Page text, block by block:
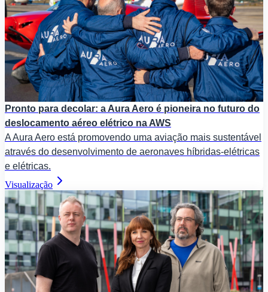
Pronto para decolar: a Aura Aero é pioneira no futuro do
deslocamento aéreo elétrico na AWS
A Aura Aero está promovendo uma aviação mais sustentável
através do desenvolvimento de aeronaves híbridas-elétricas
e elétricas.
Visualização